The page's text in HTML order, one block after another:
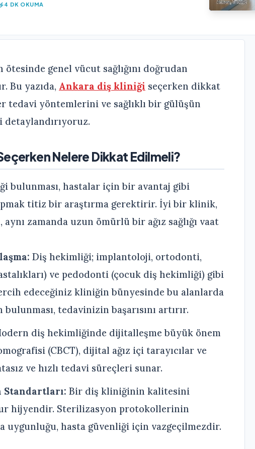
4 DK OKUMA
ötesinde genel vücut sağlığını doğrudan
Bu yazıda, Ankara diş kliniği seçerken dikkat
tedavi yöntemlerini ve sağlıklı bir gülüşün
detaylandırıyoruz.
Nelere Dikkat Edilmeli?
bulunması, hastalar için bir avantaj gibi
titiz bir araştırma gerektirir. İyi bir klinik,
zamanda uzun ömürlü bir ağız sağlığı vaat
Diş hekimliği; implantoloji, ortodonti,
ve pedodonti (çocuk diş hekimliği) gibi
edeceğiniz kliniğin bünyesinde bu alanlarda
tedavinizin başarısını artırır.
diş hekimliğinde dijitalleşme büyük önem
(CBCT), dijital ağız içi tarayıcılar ve
ve hızlı tedavi süreçleri sunar.
Standartları: Bir diş kliniğinin kalitesini
hijyendir. Sterilizasyon protokollerinin
uygunluğu, hasta güvenliği için vazgeçilmezdir.